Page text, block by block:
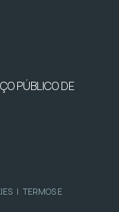
PÚBLICO DE
| TERMOS E